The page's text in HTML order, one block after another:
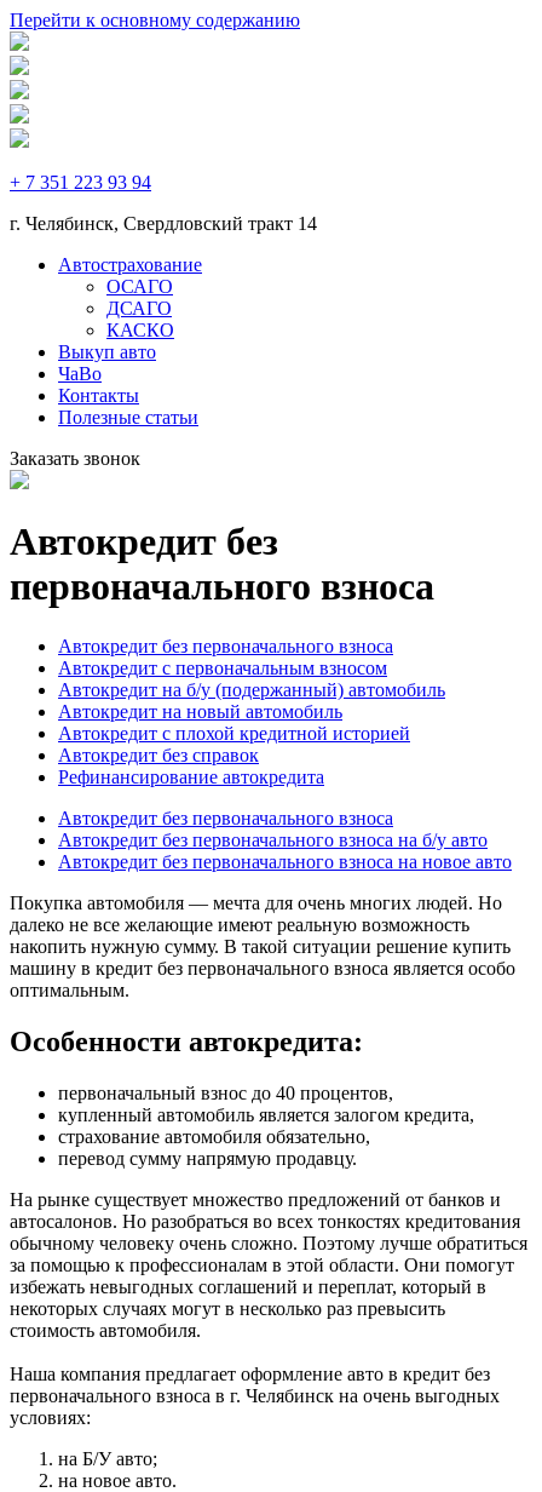
Перейти к основному содержанию
+ 7 351 223 93 94
г. Челябинск, Cвердловский тракт 14
Автострахование
ОСАГО
ДСАГО
КАСКО
Выкуп авто
ЧаВо
Контакты
Полезные статьи
Заказать звонок
Автокредит без
первоначального взноса
Автокредит без первоначального взноса
Автокредит с первоначальным взносом
Автокредит на б/у (подержанный) автомобиль
Автокредит на новый автомобиль
Автокредит с плохой кредитной историей
Автокредит без справок
Рефинансирование автокредита
Автокредит без первоначального взноса
Автокредит без первоначального взноса на б/у авто
Автокредит без первоначального взноса на новое авто
Покупка автомобиля — мечта для очень многих людей. Но
далеко не все желающие имеют реальную возможность
накопить нужную сумму. В такой ситуации решение купить
машину в кредит без первоначального взноса является особо
оптимальным.
Особенности автокредита:
первоначальный взнос до 40 процентов,
купленный автомобиль является залогом кредита,
страхование автомобиля обязательно,
перевод сумму напрямую продавцу.
На рынке существует множество предложений от банков и
автосалонов. Но разобраться во всех тонкостях кредитования
обычному человеку очень сложно. Поэтому лучше обратиться
за помощью к профессионалам в этой области. Они помогут
избежать невыгодных соглашений и переплат, который в
некоторых случаях могут в несколько раз превысить
стоимость автомобиля.
Наша компания предлагает оформление авто в кредит без
первоначального взноса в г. Челябинск на очень выгодных
условиях:
на Б/У авто;
на новое авто.